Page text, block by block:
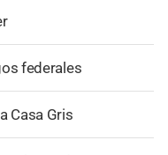
federales
Casa Gris